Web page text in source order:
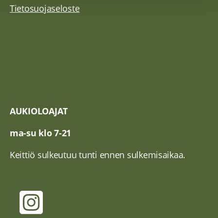
Tietosuojaseloste
AUKIOLOAJAT
ma-su klo 7-21
Keittiö sulkeutuu tunti ennen sulkemisaikaa.